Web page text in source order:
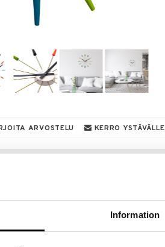
Information
ARVOSTELU KERRO YSTÄVÄLLE
hinnoilla!
31.8.2026 asti mutta ole nopea -
voivat päästä loppumaan!